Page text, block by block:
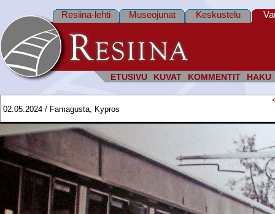
ETUSIVU KUVAT KOMMENTIT HAKU
Resiina-lehti Museojunat Keskustelu
02.05.2024 / Famagusta, Kypros